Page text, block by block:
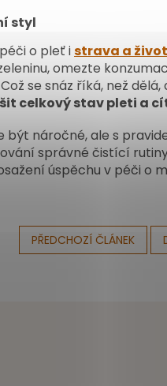
styl
o pleť istrava a
omezte
se snáz říká, než
celkový stav pleti a
náročné, ale s
správné čistící
úspěchu v péči o
PŘEDCHOZÍ ČLÁNEK